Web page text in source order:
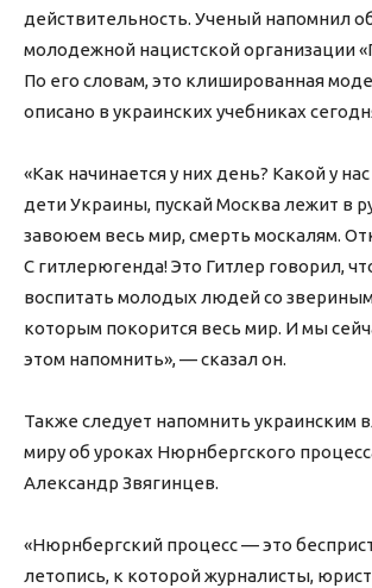
действительность. Ученый напомнил
молодежной нацистской организации
По его словам, это клишированная
описано в украинских учебниках
«Как начинается у них день? Какой у
дети Украины, пускай Москва лежит в
завоюем весь мир, смерть москалям.
С гитлерюгенда! Это Гитлер говорил,
воспитать молодых людей со
которым покорится весь мир. И мы
этом напомнить», — сказал он.
Также следует напомнить украинским
миру об уроках Нюрнбергского
Александр Звягинцев.
«Нюрнбергский процесс — это
летопись, к которой журналисты,